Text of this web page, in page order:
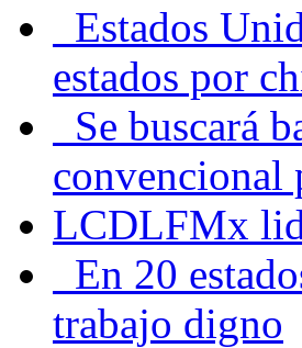
Estados
estados por
Se buscará
convencional
LCDLFMx
En 20
trabajo digno